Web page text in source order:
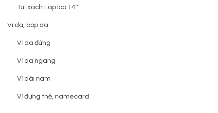
Túi xách Laptop 14''
Ví da, bóp da
Ví da đứng
Ví da ngang
Ví dài nam
Ví đựng thẻ, namecard